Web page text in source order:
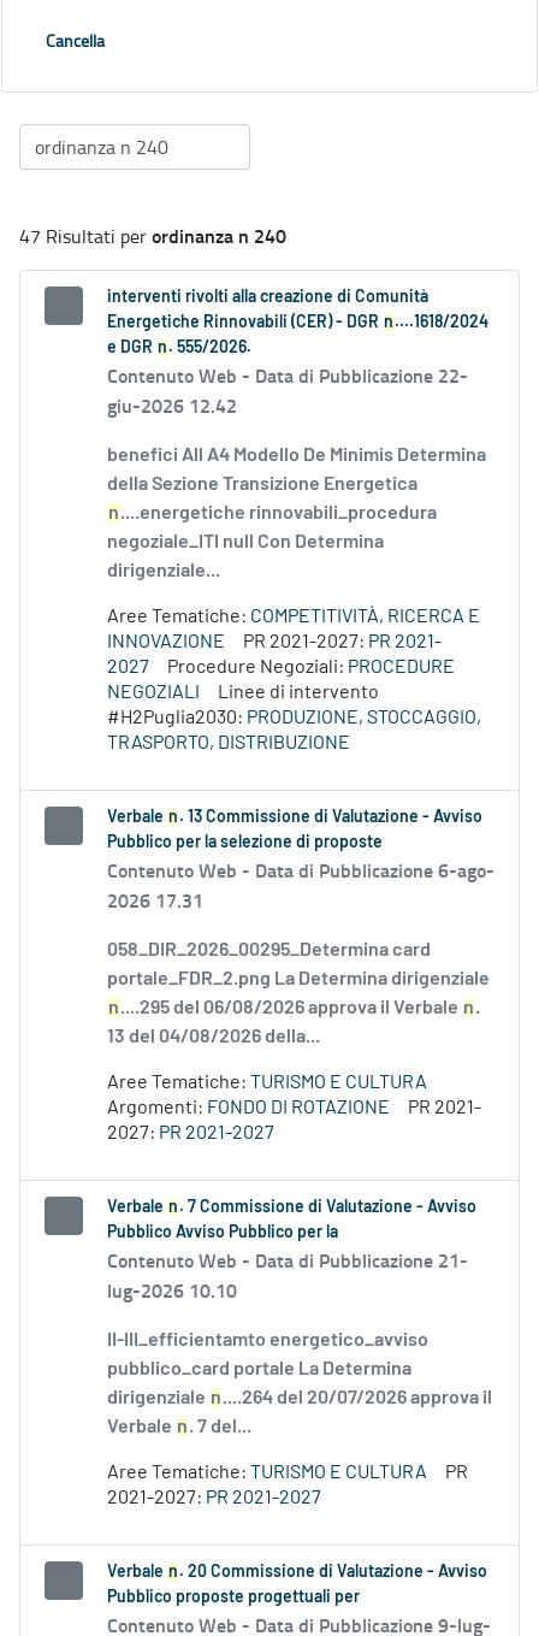
Cancella
47 Risultati perordinanza n 240
interventi rivolti alla creazione di Comunità
Energetiche Rinnovabili (CER) - DGR n ....1618/2024
e DGR n . 555/2026.
Contenuto Web - Data di Pubblicazione 22-
giu-2026 12.42
benefici All A4 Modello De Minimis Determina
della Sezione Transizione Energetica
n....energetiche rinnovabili_procedura
negoziale_ITI null Con Determina
dirigenziale...
Aree Tematiche: COMPETITIVITÀ, RICERCA E
INNOVAZIONE
PR 2021-2027: PR 2021-
2027
Procedure Negoziali: PROCEDURE
NEGOZIALI
Linee di intervento
#H2Puglia2030: PRODUZIONE, STOCCAGGIO,
TRASPORTO, DISTRIBUZIONE
Verbale n . 13 Commissione di Valutazione - Avviso
Pubblico per la selezione di proposte
Contenuto Web - Data di Pubblicazione 6-ago-
2026 17.31
058_DIR_2026_00295_Determina card
portale_FDR_2.png La Determina dirigenziale
n....295 del 06/08/2026 approva il Verbale n.
13 del 04/08/2026 della...
Aree Tematiche: TURISMO E CULTURA
Argomenti: FONDO DI ROTAZIONE
PR 2021-
2027: PR 2021-2027
Verbale n . 7 Commissione di Valutazione - Avviso
Pubblico Avviso Pubblico per la
Contenuto Web - Data di Pubblicazione 21-
lug-2026 10.10
II-III_efficientamto energetico_avviso
pubblico_card portale La Determina
dirigenziale n....264 del 20/07/2026 approva il
Verbale n. 7 del...
Aree Tematiche: TURISMO E CULTURA
PR
2021-2027: PR 2021-2027
Verbale n . 20 Commissione di Valutazione - Avviso
Pubblico proposte progettuali per
Contenuto Web - Data di Pubblicazione 9-lug-